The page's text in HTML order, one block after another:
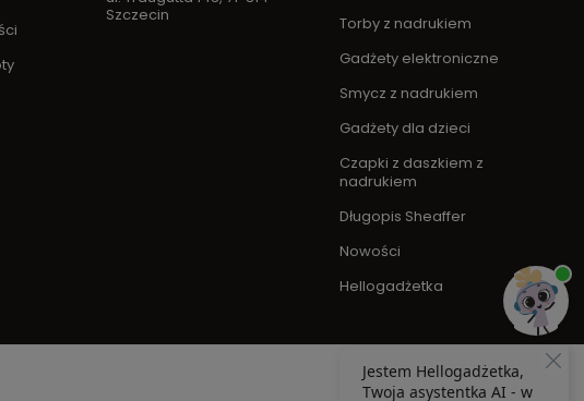
Szczecin
Torby z nadrukiem
Gadżety elektroniczne
Smycz z nadrukiem
Gadżety dla dzieci
Czapki z daszkiem z
nadrukiem
Długopis Sheaffer
Nowości
Hellogadżetka